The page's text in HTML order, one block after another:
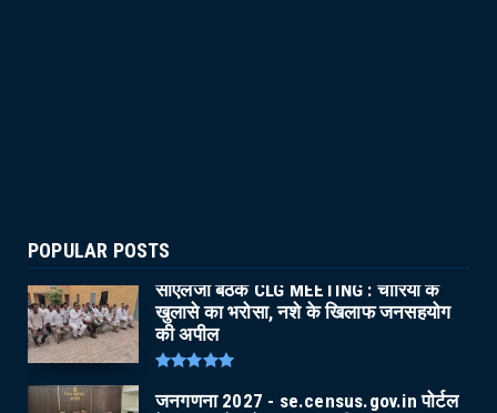
POPULAR POSTS
सीएलजी बैठक CLG MEETING : चोरियों के
खुलासे का भरोसा, नशे के खिलाफ जनसहयोग
की अपील
जनगणना 2027 - se.census.gov.in पोर्टल